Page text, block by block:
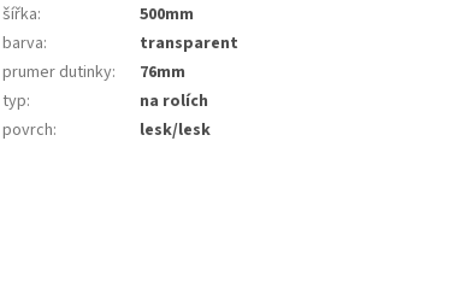
šířka:
500mm
barva:
transparent
prumer dutinky:
76mm
typ:
na rolích
povrch: lesk/lesk